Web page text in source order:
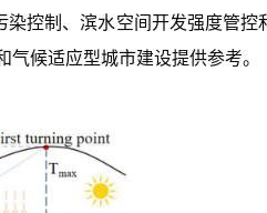
控制、滨水空间开发强度管控
候适应型城市建设提供参考。